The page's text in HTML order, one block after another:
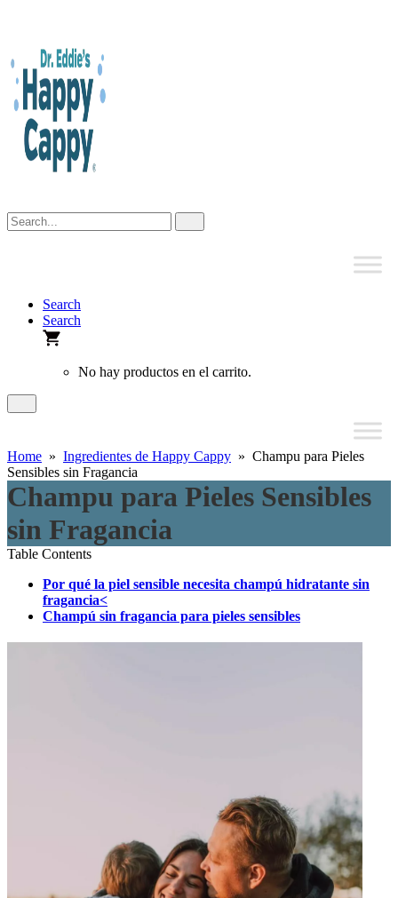
content
Search
Search
No hay productos en el carrito.
Home » Ingredientes de Happy Cappy » Champu para Pieles
Sensibles sin Fragancia
Champu para Pieles Sensibles
sin Fragancia
Table Contents
Por qué la piel sensible necesita champú hidratante sin
fragancia<
Champú sin fragancia para pieles sensibles